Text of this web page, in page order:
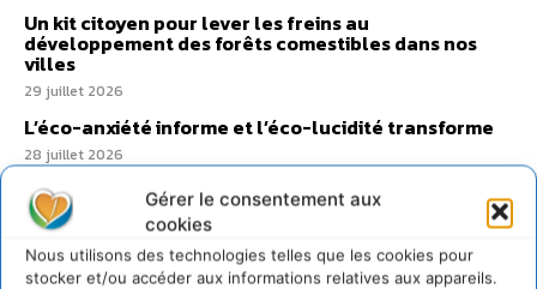
Gérer le consentement aux
cookies
Nous utilisons des technologies telles que les cookies pour
stocker et/ou accéder aux informations relatives aux appareils.
Un kit citoyen pour lever les freins au
développement des forêts comestibles dans nos
villes
29 juillet 2026
L’éco-anxiété informe et l’éco-lucidité transforme
28 juillet 2026
7 indicateurs pour des villes résilientes et durables,
adaptées au changement climatique
27 juillet 2026